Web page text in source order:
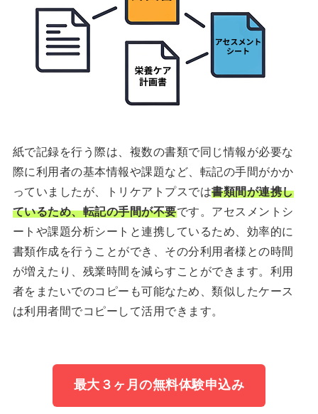
紙で記録を行う際は、複数の書類で同じ情報が必要な
際に利用者の基本情報や課題など、転記の手間がかか
っていましたが、トリケアトプスでは書類間が連携し
ているため、転記の手間が不要です。アセスメントシ
ートや課題分析シートと連携しているため、効率的に
書類作成を行うことができ、その分利用者様との時間
が増えたり、残業時間を減らすことができます。利用
者をまたいでのコピーも可能なため、類似したケース
は利用者間でコピーして活用できます。
最大３ヶ月の無料体験申込み